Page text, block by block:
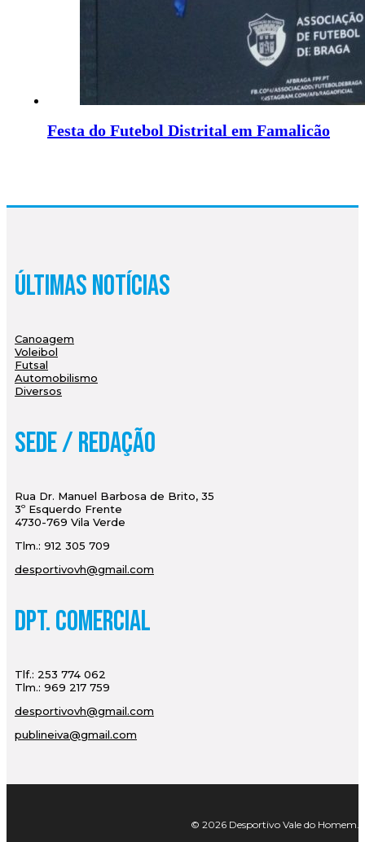
Festa do Futebol Distrital em Famalicão
Últimas Notícias
Canoagem
Voleibol
Futsal
Automobilismo
Diversos
Sede / Redação
Rua Dr. Manuel Barbosa de Brito, 35
3º Esquerdo Frente
4730-769 Vila Verde
Tlm.: 912 305 709
desportivovh@gmail.com
Dpt. Comercial
Tlf.: 253 774 062
Tlm.: 969 217 759
desportivovh@gmail.com
publineiva@gmail.com
© 2026 Desportivo Vale do Homem.